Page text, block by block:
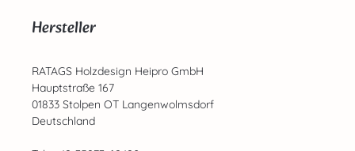
Hersteller
RATAGS Holzdesign Heipro GmbH
Hauptstraße 167
01833 Stolpen OT Langenwolmsdorf
Deutschland